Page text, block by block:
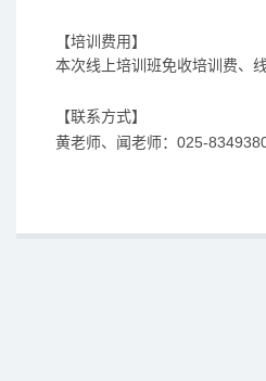
【培训费用】
本次线上培训班免收培训费、
【联系方式】
黄老师、闻老师：025-